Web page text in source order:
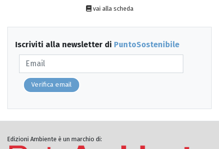
vai alla scheda
Iscriviti alla newsletter di PuntoSostenibile
Verifica email
Edizioni Ambiente è un marchio di: